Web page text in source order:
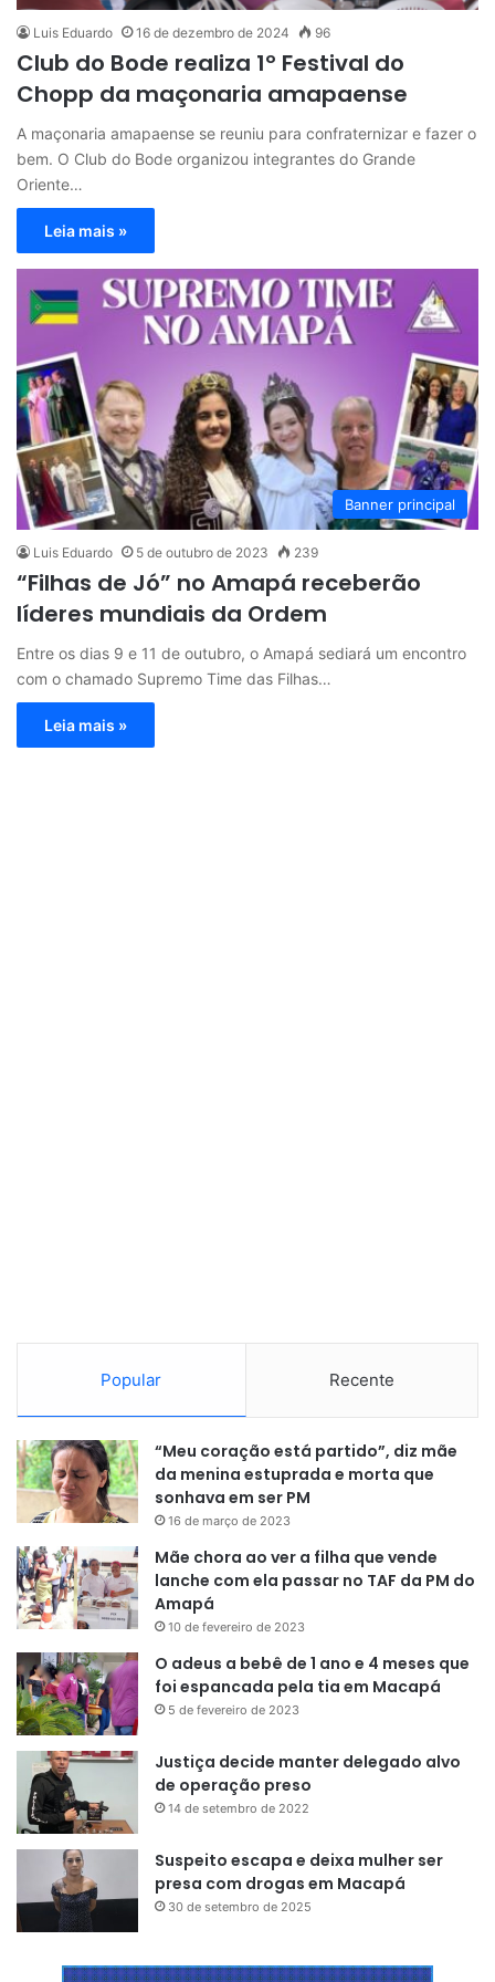
Luis Eduardo 16 de dezembro de 2024 96
Club do Bode realiza 1º Festival do
Chopp da maçonaria amapaense
A maçonaria amapaense se reuniu para confraternizar e fazer o
bem. O Club do Bode organizou integrantes do Grande
Oriente…
Leia mais »
Banner principal
Luis Eduardo 5 de outubro de 2023 239
“Filhas de Jó” no Amapá receberão
líderes mundiais da Ordem
Entre os dias 9 e 11 de outubro, o Amapá sediará um encontro
com o chamado Supremo Time das Filhas…
Leia mais »
Popular Recente
“Meu coração está partido”, diz mãe
da menina estuprada e morta que
sonhava em ser PM
16 de março de 2023
Mãe chora ao ver a filha que vende
lanche com ela passar no TAF da PM do
Amapá
10 de fevereiro de 2023
O adeus a bebê de 1 ano e 4 meses que
foi espancada pela tia em Macapá
5 de fevereiro de 2023
Justiça decide manter delegado alvo
de operação preso
14 de setembro de 2022
Suspeito escapa e deixa mulher ser
presa com drogas em Macapá
30 de setembro de 2025